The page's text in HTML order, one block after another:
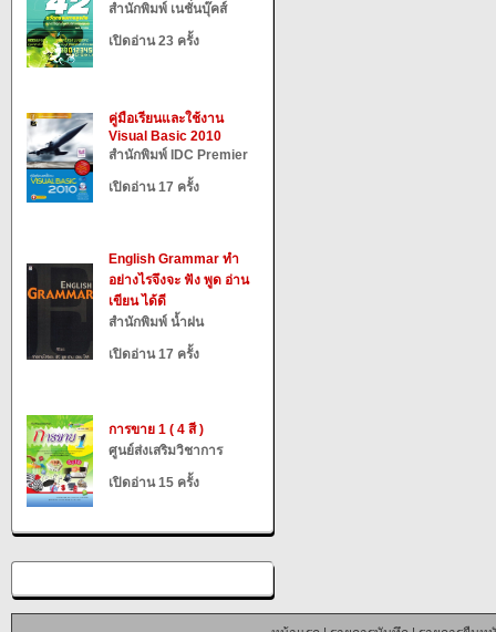
สำนักพิมพ์ เนชั่นบุ๊คส์
เปิดอ่าน 23 ครั้ง
คู่มือเรียนและใช้งาน
Visual Basic 2010
สำนักพิมพ์ IDC Premier
เปิดอ่าน 17 ครั้ง
English Grammar ทำ
อย่างไรจึงจะ ฟัง พูด อ่าน
เขียน ได้ดี
สำนักพิมพ์ น้ำฝน
เปิดอ่าน 17 ครั้ง
การขาย 1 ( 4 สี )
ศูนย์ส่งเสริมวิชาการ
เปิดอ่าน 15 ครั้ง